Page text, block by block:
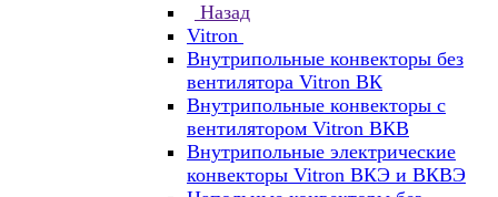
Назад
Vitron
Внутрипольные конвекторы без
вентилятора Vitron ВК
Внутрипольные конвекторы с
вентилятором Vitron ВКВ
Внутрипольные электрические
конвекторы Vitron ВКЭ и ВКВЭ